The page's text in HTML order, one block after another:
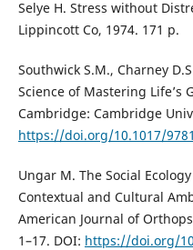
Selye H. Stress without
Lippincott Co, 1974. 171 p.
Southwick S.M., Charney
Science of Mastering Life’s
Cambridge: Cambridge
https://doi.org/10.1017/
Ungar M. The Social
Contextual and Cultural
American Journal of
1–17. DOI: https://doi.org/